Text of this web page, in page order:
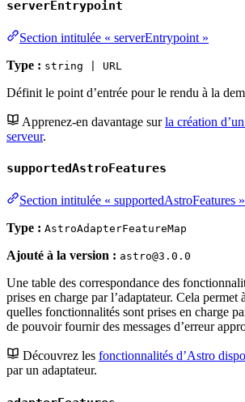
serverEntrypoint
Section intitulée « serverEntrypoint »
Type : string | URL
Définit le point d’entrée pour le rendu à la
Apprenez-en davantage surla création
serveur.
supportedAstroFeatures
Section intitulée « supportedAstroFeatures »
Type : AstroAdapterFeatureMap
Ajouté à la version : astro@3.0.0
Une table des correspondance des
prises en charge par l’adaptateur. Cela permet
quelles fonctionnalités sont prises en charge
de pouvoir fournir des messages d’erreur
Découvrez les fonctionnalités d’Astro
par un adaptateur.